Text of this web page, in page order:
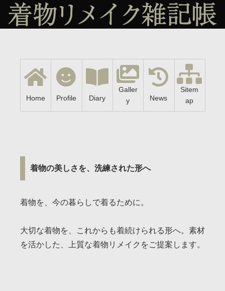
Home Profile Diary
Galler
y
News
Sitem
ap
着物の美しさを、洗練された形へ
着物を、今の暮らしで着るために。
大切な着物を、これからも着続けられる形へ。素材
を活かした、上質な着物リメイクをご提案します。